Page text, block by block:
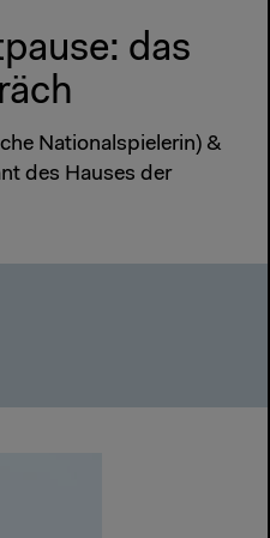
das
Nationalspielerin) &
des Hauses der